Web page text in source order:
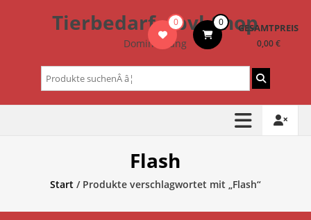
Tierbedarf – bvl-Shop
Dominik Lang
0 0 GESAMTPREIS
0,00 €
Suchen
nach:
Flash
Start/ Produkte verschlagwortet mit „Flash“